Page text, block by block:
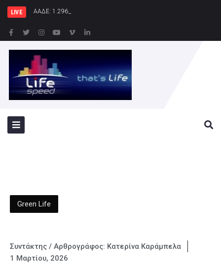
LIVE ΑΑΔΕ: 1.296 φιάλες παράνομου φρέον
Green Life
Συντάκτης / Αρθρογράφος: Κατερίνα Καράμπελα
1 Μαρτίου, 2026